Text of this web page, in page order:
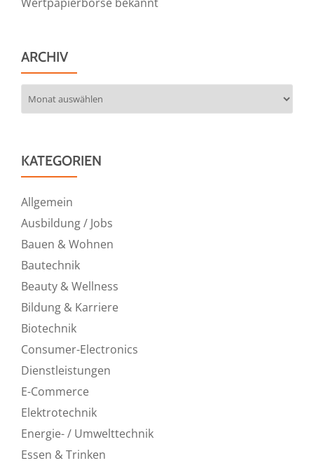
ARCHIV
KATEGORIEN
Allgemein
Ausbildung / Jobs
Bauen & Wohnen
Bautechnik
Beauty & Wellness
Bildung & Karriere
Biotechnik
Consumer-Electronics
Dienstleistungen
E-Commerce
Elektrotechnik
Energie- / Umwelttechnik
Essen & Trinken